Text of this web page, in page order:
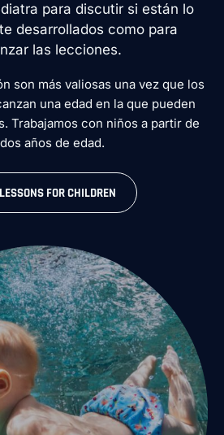
para discutir si están lo
desarrollados como para
las lecciones.
son más valiosas una vez que los
una edad en la que pueden
Trabajamos con niños a partir de
años de edad.
FOR CHILDREN